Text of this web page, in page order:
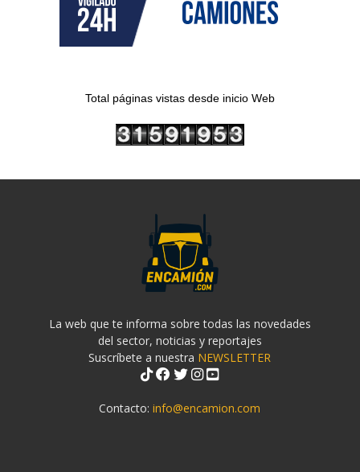
Total páginas vistas desde inicio Web
La web que te informa sobre todas las novedades
del sector, noticias y reportajes
Suscríbete a nuestra NEWSLETTER
Contacto:info@encamion.com